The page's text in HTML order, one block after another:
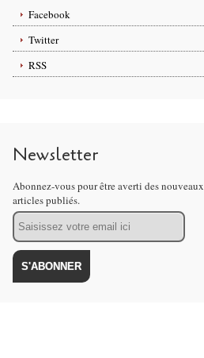
Facebook
Twitter
RSS
Newsletter
Abonnez-vous pour être averti des nouveaux
articles publiés.
Email